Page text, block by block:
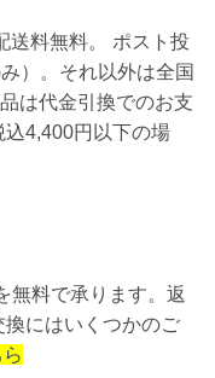
送料無料。 ポスト投
）。それ以外は全国
は代金引換でのお支
4,400円以下の場
無料で承ります。返
にはいくつかのご